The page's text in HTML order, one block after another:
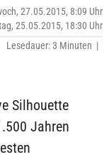
27.05.2015, 8:09 Uhr
25.05.2015, 18:30 Uhr
Lesedauer: 3 Minuten |
Silhouette
Jahren